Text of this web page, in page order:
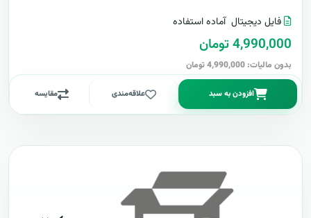
فایل دیجیتال آماده استفاده
4,990,000 تومان
بدون مالیات: 4,990,000 تومان
افزودن به سبد علاقه‌مندی مقایسه